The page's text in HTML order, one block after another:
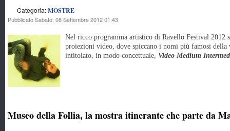
Categoria:MOSTRE
Pubblicato Sabato, 08 Settembre 2012 01:43
Nel ricco programma artistico di Ravello Festival 2012
proiezioni video, dove spiccano i nomi più famosi della
intitolato, in modo concettuale, Video Medium
Museo della Follia, la mostra itinerante che parte da